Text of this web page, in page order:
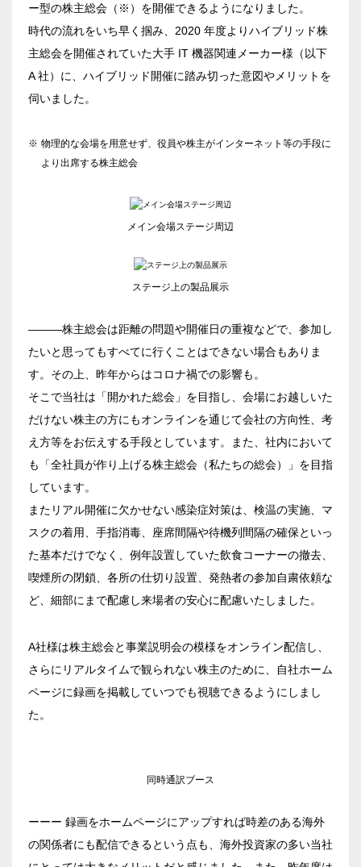
ー型の株主総会（※）を開催できるようになりました。
時代の流れをいち早く掴み、2020 年度よりハイブリッド株
主総会を開催されていた大手 IT 機器関連メーカー様（以下
A 社）に、ハイブリッド開催に踏み切った意図やメリットを
伺いました。
※ 物理的な会場を用意せず、役員や株主がインターネット等の手段に
より出席する株主総会
メイン会場ステージ周辺
ステージ上の製品展示
―――株主総会は距離の問題や開催日の重複などで、参加し
たいと思ってもすべてに行くことはできない場合もありま
す。その上、昨年からはコロナ禍での影響も。
そこで当社は「開かれた総会」を目指し、会場にお越しいた
だけない株主の方にもオンラインを通じて会社の方向性、考
え方等をお伝えする手段としています。また、社内において
も「全社員が作り上げる株主総会（私たちの総会）」を目指
しています。
またリアル開催に欠かせない感染症対策は、検温の実施、マ
スクの着用、手指消毒、座席間隔や待機列間隔の確保といっ
た基本だけでなく、例年設置していた飲食コーナーの撤去、
喫煙所の閉鎖、各所の仕切り設置、発熱者の参加自粛依頼な
ど、細部にまで配慮し来場者の安心に配慮いたしました。
A社様は株主総会と事業説明会の模様をオンライン配信し、
さらにリアルタイムで観られない株主のために、自社ホーム
ページに録画を掲載していつでも視聴できるようにしまし
た。
同時通訳ブース
ーーー 録画をホームページにアップすれば時差のある海外
の関係者にも配信できるという点も、海外投資家の多い当社
エリア／施設
新宿・高田馬場エリア
ベルサール新宿南口
ベルサール新宿グランド
ベルサール新宿セントラルパーク
ベルサール西新宿
秋葉原・神田・東京エリア
ベルサール東京日本橋
ベルサール秋葉原
ベルサール神田
ベルサール半蔵門
ベルサール飯田橋駅前
渋谷エリア
ベルサール虎ノ門
ベルサール六本木グランドコンファレンスセンター
ベルサール六本木
汐留・御成門・芝公園エリア
ベルサール芝公園
ベルサール御成門タワー
有明・羽田エリア